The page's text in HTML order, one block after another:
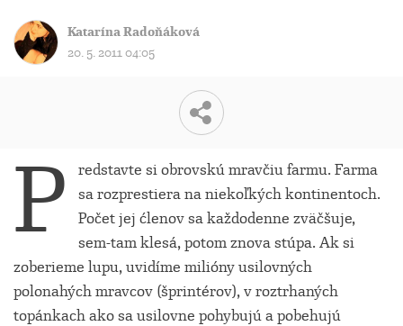
Katarína Radoňáková
20. 5. 2011 04:05
P
redstavte si obrovskú mravčiu farmu. Farma
sa rozprestiera na niekoľkých kontinentoch.
Počet jej ćlenov sa každodenne zväčšuje,
sem-tam klesá, potom znova stúpa. Ak si
zoberieme lupu, uvidíme milióny usilovných
polonahých mravcov (šprintérov), v roztrhaných
topánkach ako sa usilovne pohybujú a pobehujú